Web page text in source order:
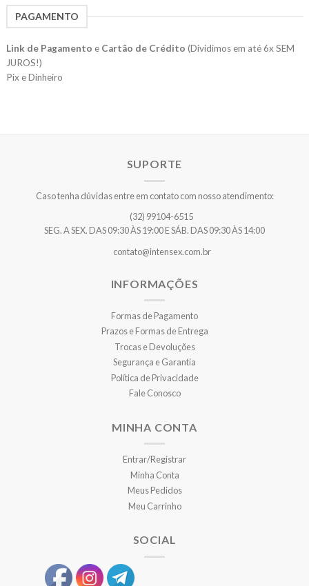
PAGAMENTO
Link de Pagamento e Cartão de Crédito (Dividimos em até 6x SEM
JUROS!)
Pix e Dinheiro
SUPORTE
Caso tenha dúvidas entre em contato com nosso atendimento:
(32) 99104-6515
SEG. A SEX. DAS 09:30 ÀS 19:00 E SÁB. DAS 09:30 ÀS 14:00
contato@intensex.com.br
INFORMAÇÕES
Formas de Pagamento
Prazos e Formas de Entrega
Trocas e Devoluções
Segurança e Garantia
Política de Privacidade
Fale Conosco
MINHA CONTA
Entrar/Registrar
Minha Conta
Meus Pedidos
Meu Carrinho
SOCIAL